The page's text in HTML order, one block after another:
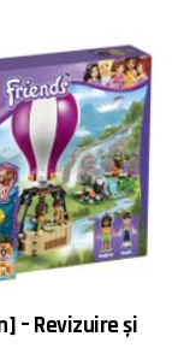
– Revizuire și